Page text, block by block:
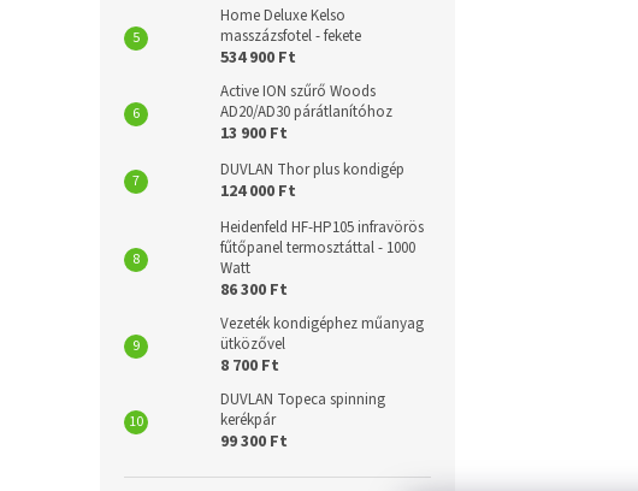
Home Deluxe Kelso
masszázsfotel - fekete
534 900 Ft
Active ION szűrő Woods
AD20/AD30 párátlanítóhoz
13 900 Ft
DUVLAN Thor plus kondigép
124 000 Ft
Heidenfeld HF-HP105 infravörös
fűtőpanel termosztáttal - 1000
Watt
86 300 Ft
Vezeték kondigéphez műanyag
ütközővel
8 700 Ft
DUVLAN Topeca spinning
kerékpár
99 300 Ft